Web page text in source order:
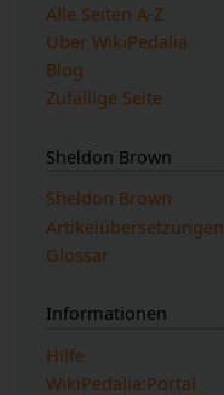
Alle Seiten A-Z
Über WikiPedalia
Blog
Zufällige Seite
Sheldon Brown
Sheldon Brown
Artikelübersetzungen
Glossar
Informationen
Hilfe
WikiPedalia:Portal